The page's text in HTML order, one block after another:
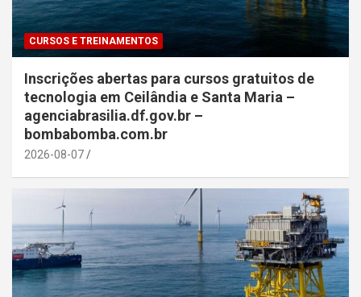
CURSOS E TREINAMENTOS
Inscrições abertas para cursos gratuitos de
tecnologia em Ceilândia e Santa Maria –
agenciabrasilia.df.gov.br –
bombabomba.com.br
2026-08-07